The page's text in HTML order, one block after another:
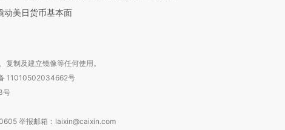
动美日货币基本面
制及建立镜像等任何使用。
11010502034662号
号
举报邮箱：laixin@caixin.com